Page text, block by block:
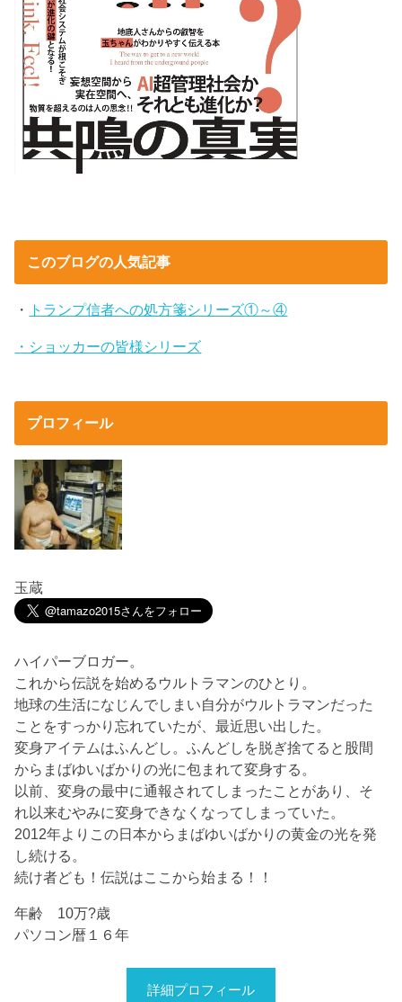
このブログの人気記事
・ トランプ信者への処方箋シリーズ①～④
・ショッカーの皆様シリーズ
プロフィール
玉蔵
ハイパーブロガー。
これから伝説を始めるウルトラマンのひとり。
地球の生活になじんでしまい自分がウルトラマンだった
ことをすっかり忘れていたが、最近思い出した。
変身アイテムはふんどし。ふんどしを脱ぎ捨てると股間
からまばゆいばかりの光に包まれて変身する。
以前、変身の最中に通報されてしまったことがあり、そ
れ以来むやみに変身できなくなってしまっていた。
2012年よりこの日本からまばゆいばかりの黄金の光を発
し続ける。
続け者ども！伝説はここから始まる！！
年齢 10万?歳
パソコン暦１６年
詳細プロフィール